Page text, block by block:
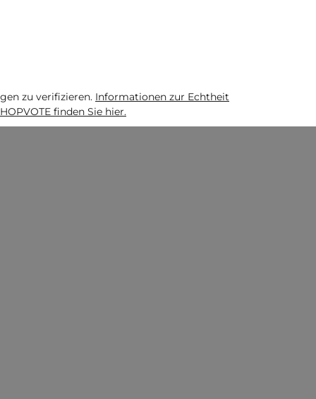
zu verifizieren. Informationen zur Echtheit
finden Sie hier.